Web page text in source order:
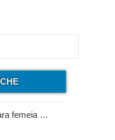
femeia …